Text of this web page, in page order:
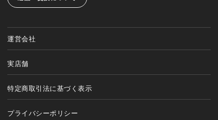
運営会社
実店舗
特定商取引法に基づく表示
プライバシーポリシー